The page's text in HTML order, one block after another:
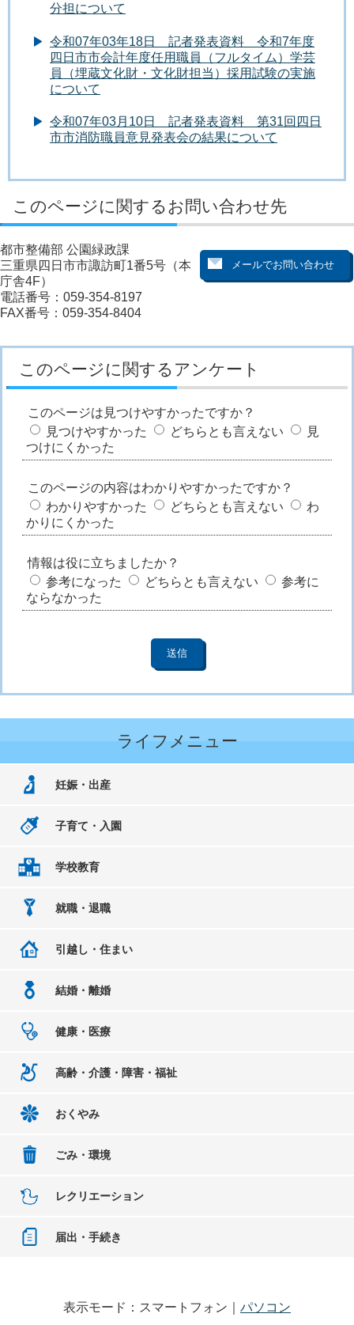
分担について
令和07年03年18日 記者発表資料 令和7年度
四日市市会計年度任用職員（フルタイム）学芸
員（埋蔵文化財・文化財担当）採用試験の実施
について
令和07年03月10日 記者発表資料 第31回四日
市市消防職員意見発表会の結果について
このページに関するお問い合わせ先
都市整備部 公園緑政課
三重県四日市市諏訪町1番5号（本
庁舎4F）
電話番号：059-354-8197
FAX番号：059-354-8404
このページに関するアンケート
このページは見つけやすかったですか？
見つけやすかった
どちらとも言えない
見
つけにくかった
このページの内容はわかりやすかったですか？
わかりやすかった
どちらとも言えない
わ
かりにくかった
情報は役に立ちましたか？
参考になった
どちらとも言えない
参考に
ならなかった
ライフメニュー
妊娠・出産
子育て・入園
学校教育
就職・退職
引越し・住まい
結婚・離婚
健康・医療
高齢・介護・障害・福祉
おくやみ
ごみ・環境
レクリエーション
届出・手続き
表示モード：スマートフォン｜ パソコン